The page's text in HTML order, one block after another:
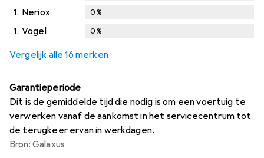
1. Neriox 0%
1. Vogel 0%
Vergelijk alle 16 merken
Garantieperiode
Dit is de gemiddelde tijd die nodig is om een voertuig te
verwerken vanaf de aankomst in het servicecentrum tot
de terugkeer ervan in werkdagen.
Bron: Galaxus